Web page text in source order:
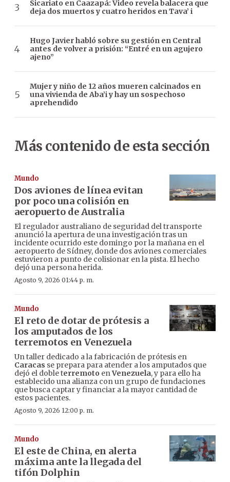
Sicariato en Caazapá: Video revela balacera que
deja dos muertos y cuatro heridos en Tava’ i
Hugo Javier habló sobre su gestión en Central
antes de volver a prisión: “Entré en un agujero
ajeno”
Mujer y niño de 12 años mueren calcinados en
una vivienda de Aba’i y hay un sospechoso
aprehendido
Más contenido de esta sección
Mundo
Dos aviones de línea evitan
por poco una colisión en
aeropuerto de Australia
El regulador australiano de seguridad del transporte
anunció la apertura de una investigación tras un
incidente ocurrido este domingo por la mañana en el
aeropuerto de Sídney, donde dos aviones comerciales
estuvieron a punto de colisionar en la pista. El hecho
dejó una persona herida.
Agosto 9, 2026 01:44 p. m.
Mundo
El reto de dotar de prótesis a
los amputados de los
terremotos en Venezuela
Un taller dedicado a la fabricación de prótesis en
Caracas se prepara para atender a los amputados que
dejó el doble terremoto enVenezuela, y para ello ha
establecido una alianza con un grupo de fundaciones
que busca captar y financiar a la mayor cantidad de
estos pacientes.
Agosto 9, 2026 12:00 p. m.
Mundo
El este de China, en alerta
máxima ante la llegada del
tifón Dolphin